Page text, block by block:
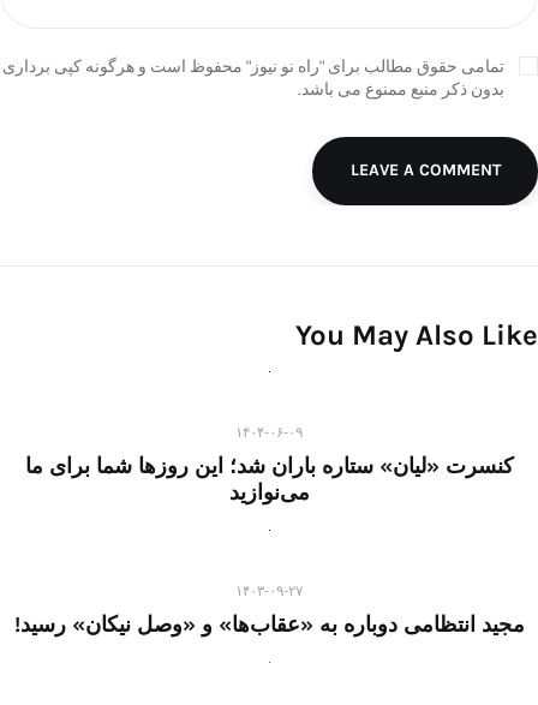
تمامی حقوق مطالب برای "راه نو نیوز" محفوظ است و هرگونه کپی برداری
بدون ذکر منبع ممنوع می باشد.
LEAVE A COMMENT
You May Also Like
۱۴۰۴-۰۶-۰۹
کنسرت «لیان» ستاره باران شد؛ این روزها شما برای ما
می‌نوازید
۱۴۰۳-۰۹-۲۷
مجید انتظامی دوباره به «عقاب‌ها» و «وصل نیکان» رسید!